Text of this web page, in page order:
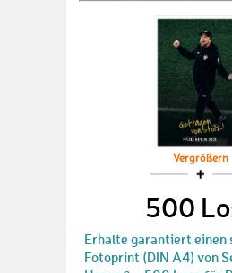
Vergrößern
500
Erhalte garantiert einen
Fotoprint (DIN A4) von